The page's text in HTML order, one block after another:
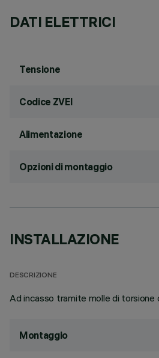
DATI ELETTRICI
Tensione
Codice ZVEI
Alimentazione
Opzioni di montaggio
INSTALLAZIONE
DESCRIZIONE
Ad incasso tramite molle di
Montaggio